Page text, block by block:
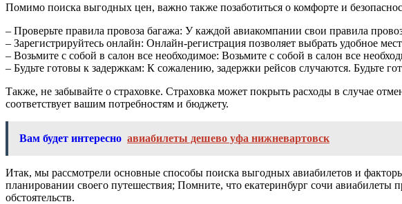
Помимо поиска выгодных цен, важно также позаботиться о комфорте и
– Проверьте правила провоза багажа: У каждой авиакомпании свои правила
– Зарегистрируйтесь онлайн: Онлайн-регистрация позволяет выбрать удобное
– Возьмите с собой в салон все необходимое: Возьмите с собой в салон все
– Будьте готовы к задержкам: К сожалению, задержки рейсов случаются. Будьте
Также, не забывайте о страховке. Страховка может покрыть расходы в случае
соответствует вашим потребностям и бюджету.
Вам будет интересно авиабилеты дешево уфа нижневартовск
Итак, мы рассмотрели основные способы поиска выгодных авиабилетов и
планировании своего путешествия; Помните, что екатеринбург сочи
обстоятельств.